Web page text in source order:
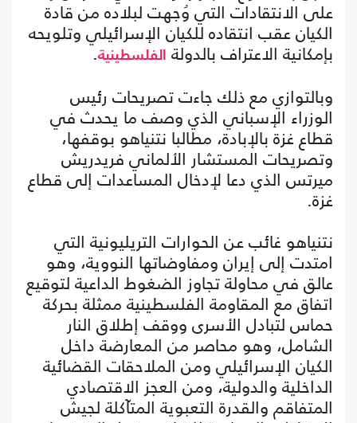
على الانتقادات التي وُجهت لبلاده من قادة
الكيان عقب انتقاده للكيان الإسرائيلي وتلويحه
بإمكانية الاعتراف بالدولة الفلسطينية.
وبالتوازي مع ذلك جاءت تصريحات رئيس
الوزراء الإسباني الذي وصف ما يحدث في
قطاع غزة بالإبادة، مطالبا نتنياهو بوقفها،
وتصريحات المستشار الألماني فريدريش
ميرتس الذي دعا لإدخال المساعدات إلى قطاع
غزة.
نتنياهو غائب عن الحوارات التريليونية التي
امتدت إلى إيران ومفاوضاتها النووية، وهو
عالق في محاولة تجاوز الضغوط الداعية لتوقيع
اتفاق مع المقاومة الفلسطينية ممثلة بحركة
حماس لتبادل الأسرى ووقف إطلاق النار
الشامل، وهو محاصر من المعارضة داخل
الكيان الإسرائيلي ومن الملاحقات القضائية
الداخلية والدولية، ومن العجز الاقتصادي
المتفاقم والقدرة التعبوية المتآكلة لجيش